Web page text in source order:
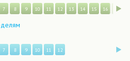
7 8 9 10 11 12 13 14 15 16 17
7 8 9 10 11 12